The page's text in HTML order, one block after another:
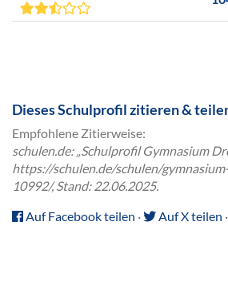
Dieses Schulprofil zitieren &
Empfohlene Zitierweise:
schulen.de: „Schulprofil Gymnasium
https://schulen.de/schulen/
10992/, Stand: 22.06.2025.
Auf Facebook teilen · Auf X teilen ·